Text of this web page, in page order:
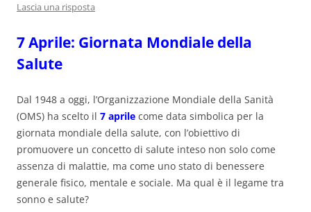
Lascia una risposta
7 Aprile: Giornata Mondiale della
Salute
Dal 1948 a oggi, l’Organizzazione Mondiale della Sanità
(OMS) ha scelto il 7 aprile come data simbolica per la
giornata mondiale della salute, con l’obiettivo di
promuovere un concetto di salute inteso non solo come
assenza di malattie, ma come uno stato di benessere
generale fisico, mentale e sociale. Ma qual è il legame tra
sonno e salute?